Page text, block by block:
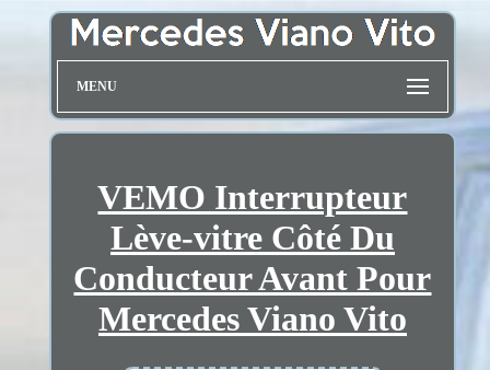
MENU
VEMO Interrupteur
Lève-vitre Côté Du
Conducteur Avant Pour
Mercedes Viano Vito